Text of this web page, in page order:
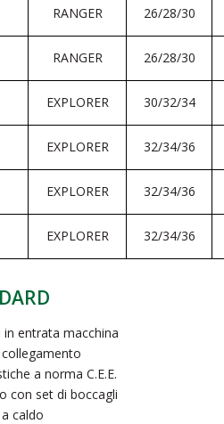
RANGER 26/28/30
RANGER 26/28/30
EXPLORER 30/32/34
EXPLORER 32/34/36
EXPLORER 32/34/36
EXPLORER 32/34/36
entrata macchina
a norma C.E.E.
con set di boccagli
caldo